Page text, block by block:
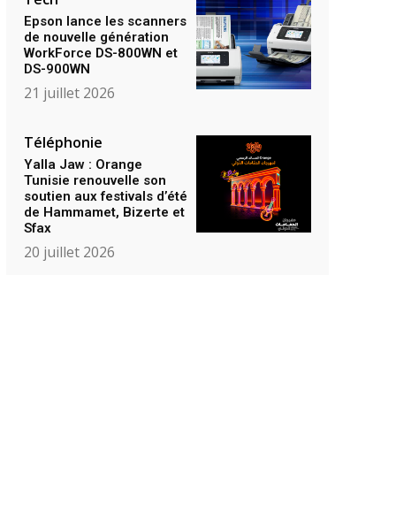
Epson lance les scanners
de nouvelle génération
WorkForce DS-800WN et
DS-900WN
21 juillet 2026
Téléphonie
Yalla Jaw : Orange
Tunisie renouvelle son
soutien aux festivals d’été
de Hammamet, Bizerte et
Sfax
20 juillet 2026